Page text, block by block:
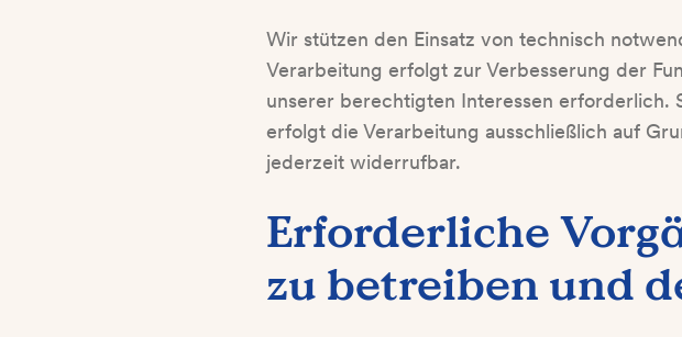
Wir stützen den Einsatz von technisch
Verarbeitung erfolgt zur Verbesserung der
unserer berechtigten Interessen
erfolgt die Verarbeitung ausschließlich auf
jederzeit widerrufbar.
Erforderliche
zu betreiben und